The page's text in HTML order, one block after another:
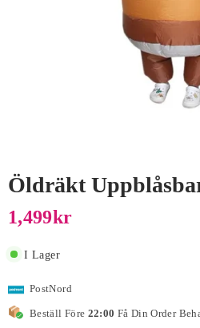
Öldräkt
1,499Kr
I Lager
PostNord
Beställ Före 22:00 Få Din Order